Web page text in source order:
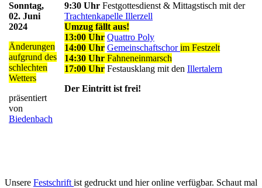
Sonntag,
02. Juni
2024
Änderungen
aufgrund des
schlechten
Wetters
präsentiert
von
Biedenbach
9:30 Uhr Festgottesdienst & Mittagstisch mit der
Trachtenkapelle Illerzell
Umzug fällt aus!
13:00 Uhr Quattro Poly
14:00 Uhr Gemeinschaftschorim Festzelt
14:30 Uhr Fahneneinmarsch
17:00 Uhr Festausklang mit den Illertalern
Der Eintritt ist frei!
Unsere Festschrift ist gedruckt und hier online verfügbar. Schaut mal